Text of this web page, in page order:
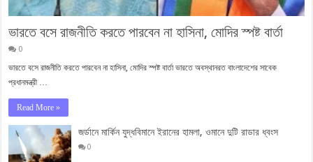
ভারতে বসে রাজনীতি করতে পারবেন না হাসিনা, মোদির স্পষ্ট বার্তা
0
ভারতে বসে রাজনীতি করতে পারবেন না হাসিনা, মোদির স্পষ্ট বার্তা ভারতে অবস্থানরত বাংলাদেশের সাবেক
প্রধানমন্ত্রী …
Read More »
জর্ডানে মার্কিন যুদ্ধবিমানে ইরানের হামলা, ওমানে দুটি রাডার ধ্বংস
0